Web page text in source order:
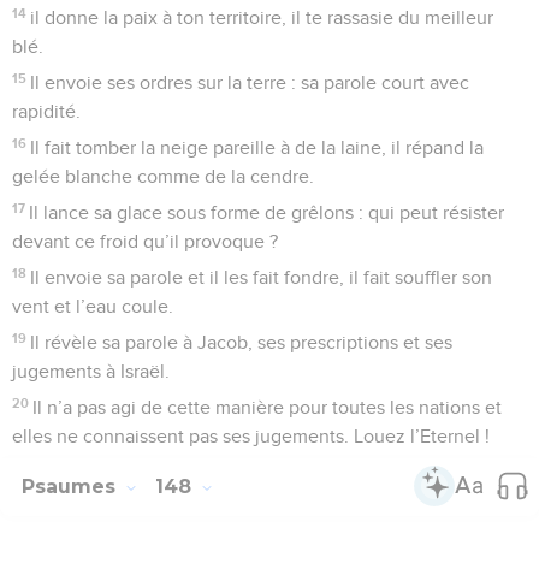
14 il donne la paix à ton territoire, il te rassasie du meilleur
blé.
15 Il envoie ses ordres sur la terre : sa parole court avec
rapidité.
16 Il fait tomber la neige pareille à de la laine, il répand la
gelée blanche comme de la cendre.
17 Il lance sa glace sous forme de grêlons : qui peut résister
devant ce froid qu’il provoque ?
18 Il envoie sa parole et il les fait fondre, il fait souffler son
vent et l’eau coule.
19 Il révèle sa parole à Jacob, ses prescriptions et ses
jugements à Israël.
20 Il n’a pas agi de cette manière pour toutes les nations et
elles ne connaissent pas ses jugements. Louez l’Eternel !
Psaumes 148